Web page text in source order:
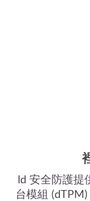
安全防護提
平台模組